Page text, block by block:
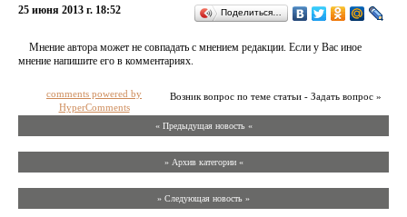
25 июня 2013 г. 18:52 Поделиться…
Мнение автора может не совпадать с мнением редакции. Если у Вас иное
мнение напишите его в комментариях.
Возник вопрос по теме статьи - Задать вопрос »
comments powered by
HyperComments
« Предыдущая новость «
» Архив категории «
» Следующая новость »